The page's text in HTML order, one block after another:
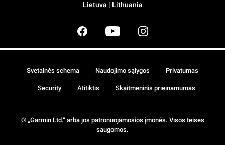
Lietuva | Lithuania
© „Garmin Ltd.“ arba jos patronuojamosios įmonės. Visos teisės
saugomos.
Svetainės schema Naudojimo sąlygos Privatumas
Security Atitiktis Skaitmeninis prieinamumas